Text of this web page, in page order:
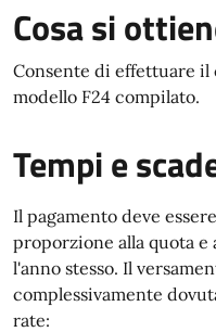
Cosa si
Consente di effettuare il
modello F24 compilato.
Tempi e
Il pagamento deve
proporzione alla quota e
l'anno stesso. Il
complessivamente
rate: